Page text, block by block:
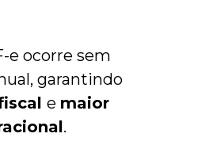
e ocorre sem
garantindo
e maior
.